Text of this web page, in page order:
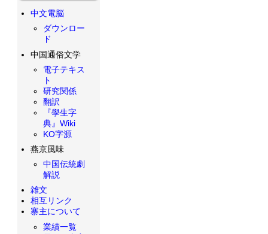
中文電脳
ダウンロー
ド
中国通俗文学
電子テキス
ト
研究関係
翻訳
『學生字
典』Wiki
KO字源
燕京風味
中国伝統劇
解説
雑文
相互リンク
寨主について
業績一覧